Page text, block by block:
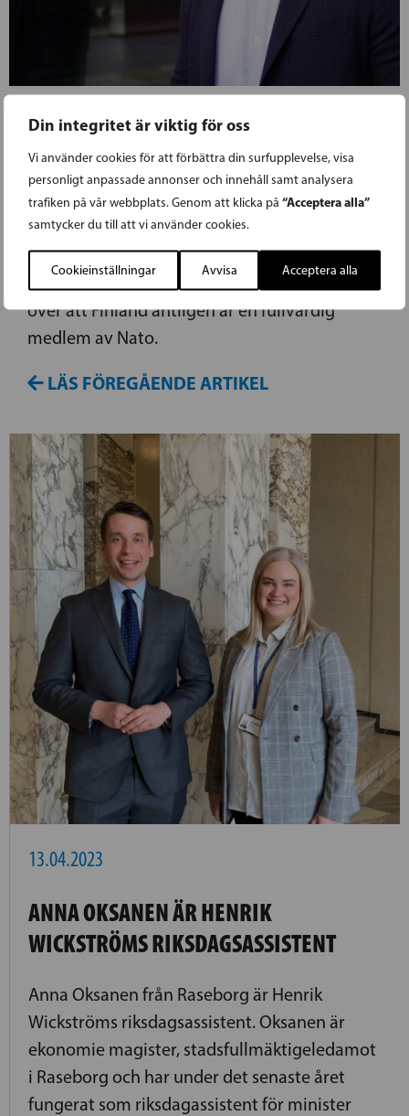
Din integritet är viktig för oss
Vi använder cookies för att förbättra din surfupplevelse, visa
personligt anpassade annonser och innehåll samt analysera
trafiken på vår webbplats. Genom att klicka på “Acceptera alla”
samtycker du till att vi använder cookies.
Cookieinställningar Avvisa Acceptera alla
04.04.2023
WICKSTRÖM: NATO-MEDLEMSKAPET
STÄRKER FINLANDS TRYGGHET
SFP:s vice ordförande och nyvalde
riksdagsledamoten Henrik Wickström gläds
över att Finland äntligen är en fullvärdig
medlem av Nato.
LÄS FÖREGÅENDE ARTIKEL
13.04.2023
ANNA OKSANEN ÄR HENRIK
WICKSTRÖMS RIKSDAGSASSISTENT
Anna Oksanen från Raseborg är Henrik
Wickströms riksdagsassistent. Oksanen är
ekonomie magister, stadsfullmäktigeledamot
i Raseborg och har under det senaste året
fungerat som riksdagassistent för minister